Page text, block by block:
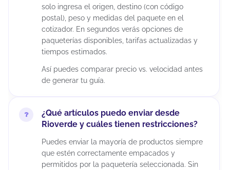
solo ingresa el origen, destino (con código
postal), peso y medidas del paquete en el
cotizador. En segundos verás opciones de
paqueterías disponibles, tarifas actualizadas y
tiempos estimados.
Así puedes comparar precio vs. velocidad antes
de generar tu guía.
¿Qué artículos puedo enviar desde
Rioverde y cuáles tienen restricciones?
Puedes enviar la mayoría de productos siempre
que estén correctamente empacados y
permitidos por la paquetería seleccionada. Sin